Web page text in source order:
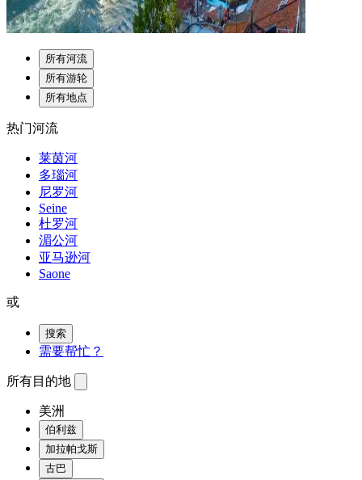
所有河流
所有游轮
所有地点
热门河流
莱茵河
多瑙河
尼罗河
Seine
杜罗河
湄公河
亚马逊河
Saone
或
搜索
需要帮忙？
所有目的地
美洲
伯利兹
加拉帕戈斯
古巴